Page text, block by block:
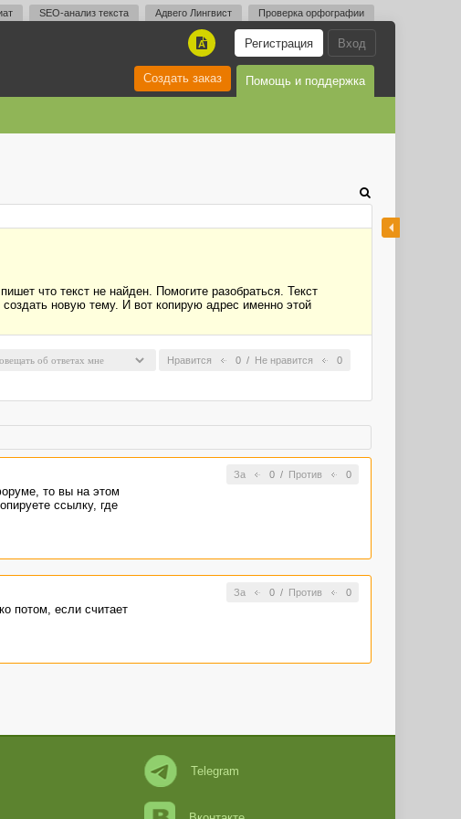
SEO-анализ текста Адвего Лингвист Проверка орфографии
Вход
Регистрация
A
Помощь и поддержка
Создать заказ
что текст не найден. Помогите разобраться. Текст
новую тему. И вот копирую адрес именно этой
Нравится 0 / Не нравится 0
За 0/ Против 0
то вы на этом
ссылку, где
За 0/ Против 0
потом, если считает
Telegram